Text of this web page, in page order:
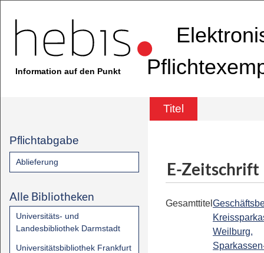
Information auf den Punkt
Titel
Pflichtabgabe
Ablieferung
Alle Bibliotheken
Universitäts- und
Landesbibliothek Darmstadt
Universitätsbibliothek Frankfurt
E-Zeitschrift
Gesamttitel
Weilburg,